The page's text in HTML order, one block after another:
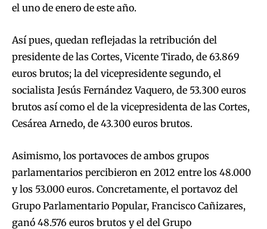
el uno de enero de este año.
Así pues, quedan reflejadas la retribución del
presidente de las Cortes, Vicente Tirado, de 63.869
euros brutos; la del vicepresidente segundo, el
socialista Jesús Fernández Vaquero, de 53.300 euros
brutos así como el de la vicepresidenta de las Cortes,
Cesárea Arnedo, de 43.300 euros brutos.
Asimismo, los portavoces de ambos grupos
parlamentarios percibieron en 2012 entre los 48.000
y los 53.000 euros. Concretamente, el portavoz del
Grupo Parlamentario Popular, Francisco Cañizares,
ganó 48.576 euros brutos y el del Grupo